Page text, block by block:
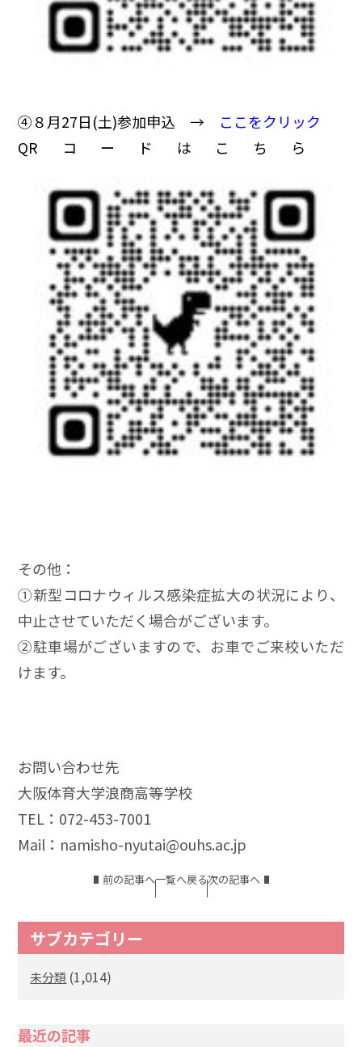
➃８月27日(土)参加申込 → ここをクリック
QRコードはこちら
その他：
➀新型コロナウィルス感染症拡大の状況により、
中止させていただく場合がございます。
➁駐車場がございますので、お車でご来校いただ
けます。
お問い合わせ先
大阪体育大学浪商高等学校
TEL：072-453-7001
Mail：namisho-nyutai@ouhs.ac.jp
前の記事へ一覧へ戻る次の記事へ
サブカテゴリー
未分類 (1,014)
最近の記事